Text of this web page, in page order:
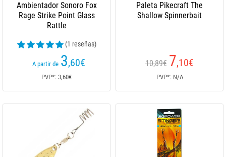
Ambientador Sonoro Fox
Rage Strike Point Glass
Rattle
(1 reseñas)
A partir de 3,60€
PVP*: 3,60€
Paleta Pikecraft The
Shallow Spinnerbait
10,89€ 7,10€
PVP*: N/A